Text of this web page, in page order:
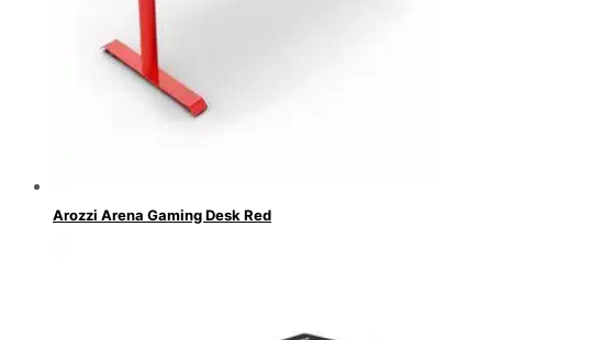
Arozzi Arena Gaming Desk Red